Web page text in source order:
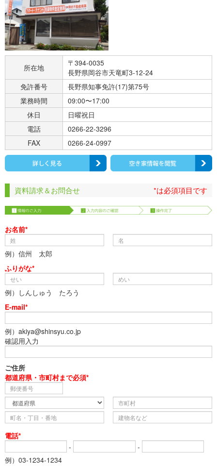
所在地
〒394-0035
長野県岡谷市天竜町3-12-24
免許番号
長野県知事免許(17)第75号
業務時間
09:00〜17:00
休日
日曜祝日
電話
0266-22-3296
FAX
0266-24-0997
資料請求＆お問合せ *は必須項目です
お名前*
例）信州 太郎
ふりがな*
例）しんしゅう たろう
E-mail*
例）akiya@shinsyu.co.jp
確認用入力
ご住所
都道府県・市町村まで必須*
電話*
-
-
例）03-1234-1234